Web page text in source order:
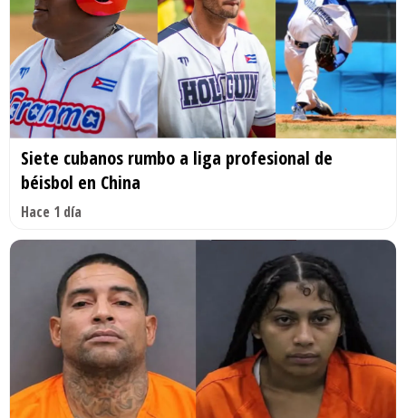
Siete cubanos rumbo a liga profesional de
béisbol en China
Hace 1 día